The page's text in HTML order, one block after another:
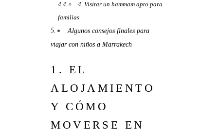
4. Visitar un hammam apto para
familias
Algunos consejos finales para
viajar con niños a Marrakech
1. EL
ALOJAMIENTO
Y CÓMO
MOVERSE EN